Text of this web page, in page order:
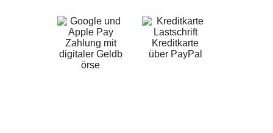
Zahlung mit
digitaler Geldb
örse
Kreditkarte
über PayPal